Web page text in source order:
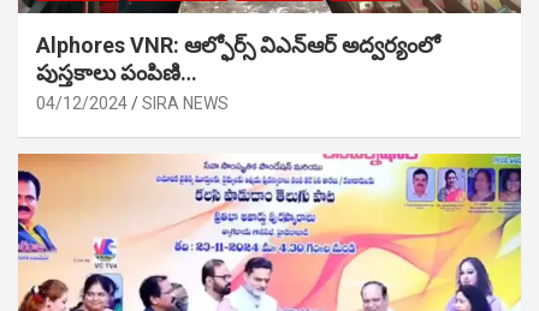
Alphores VNR: ఆల్ఫోర్స్ విఎన్ఆర్ అద్వర్యంలో
పుస్తకాలు పంపిణి…
04/12/2024 SIRA NEWS